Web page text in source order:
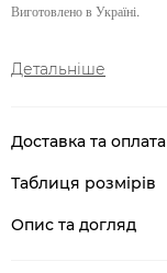
Виготовлено в Україні.
Детальніше
Доставка та оплата
Таблиця розмірів
Опис та догляд